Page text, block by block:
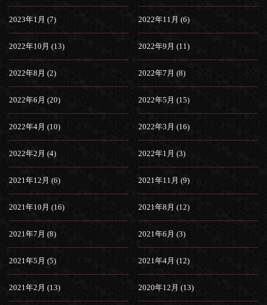
2023年1月 (7) 2022年11月 (6)
2022年10月 (13) 2022年9月 (11)
2022年8月 (2) 2022年7月 (8)
2022年6月 (20) 2022年5月 (15)
2022年4月 (10) 2022年3月 (16)
2022年2月 (4) 2022年1月 (3)
2021年12月 (6) 2021年11月 (9)
2021年10月 (16) 2021年8月 (12)
2021年7月 (8) 2021年6月 (3)
2021年5月 (5) 2021年4月 (12)
2021年2月 (13) 2020年12月 (13)